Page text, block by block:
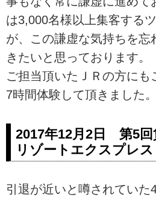
は3,000名様以上集客する
が、この謙虚な気持ちを忘
きたいと思っております。
ご担当頂いたＪＲの方にも
7時間体験して頂きました。
2017年12月2日 第5
リゾートエクスプレ
引退が近いと噂されていた